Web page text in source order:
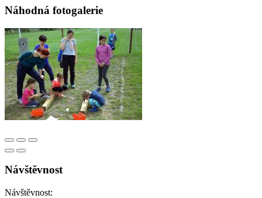
Náhodná fotogalerie
Návštěvnost
Návštěvnost: